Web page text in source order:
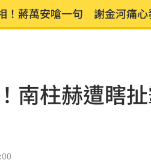
！蔣萬安嗆一句 謝金河痛心
當小三！表姊擅貼IG下場慘了
綠能雙箭頭！ 「它」霸氣狂賺
息？ING：匯市在他與戰爭間
財產怎麼分？ 丈夫退休金拒分
南柱赫遭瞎